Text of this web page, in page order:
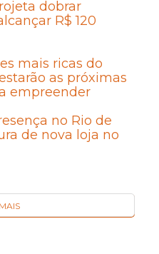
dobrar
R$ 120
mais ricas do
as próximas
empreender
no Rio de
de nova loja no